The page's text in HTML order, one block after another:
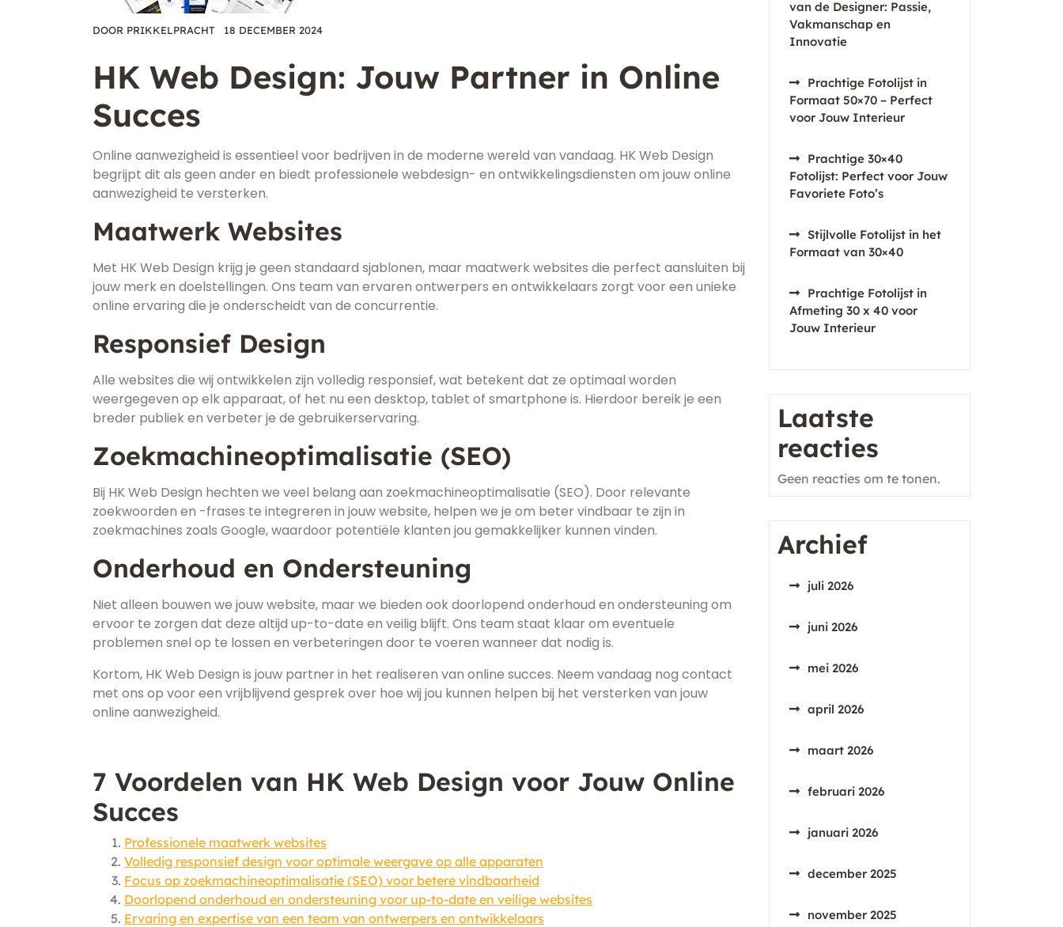
DOOR PRIKKELPRACHT 18 DECEMBER 2024
HK Web Design: Jouw Partner in Online
Succes
Online aanwezigheid is essentieel voor bedrijven in de moderne wereld van vandaag. HK Web Design
begrijpt dit als geen ander en biedt professionele webdesign- en ontwikkelingsdiensten om jouw online
aanwezigheid te versterken.
Maatwerk Websites
Met HK Web Design krijg je geen standaard sjablonen, maar maatwerk websites die perfect aansluiten bij
jouw merk en doelstellingen. Ons team van ervaren ontwerpers en ontwikkelaars zorgt voor een unieke
online ervaring die je onderscheidt van de concurrentie.
Responsief Design
Alle websites die wij ontwikkelen zijn volledig responsief, wat betekent dat ze optimaal worden
weergegeven op elk apparaat, of het nu een desktop, tablet of smartphone is. Hierdoor bereik je een
breder publiek en verbeter je de gebruikerservaring.
Zoekmachineoptimalisatie (SEO)
Bij HK Web Design hechten we veel belang aan zoekmachineoptimalisatie (SEO). Door relevante
zoekwoorden en -frases te integreren in jouw website, helpen we je om beter vindbaar te zijn in
zoekmachines zoals Google, waardoor potentiële klanten jou gemakkelijker kunnen vinden.
Onderhoud en Ondersteuning
Niet alleen bouwen we jouw website, maar we bieden ook doorlopend onderhoud en ondersteuning om
ervoor te zorgen dat deze altijd up-to-date en veilig blijft. Ons team staat klaar om eventuele
problemen snel op te lossen en verbeteringen door te voeren wanneer dat nodig is.
Kortom, HK Web Design is jouw partner in het realiseren van online succes. Neem vandaag nog contact
met ons op voor een vrijblijvend gesprek over hoe wij jou kunnen helpen bij het versterken van jouw
online aanwezigheid.
7 Voordelen van HK Web Design voor Jouw Online
Succes
Professionele maatwerk websites
Volledig responsief design voor optimale weergave op alle apparaten
Focus op zoekmachineoptimalisatie (SEO) voor betere vindbaarheid
Doorlopend onderhoud en ondersteuning voor up-to-date en veilige websites
Ervaring en expertise van een team van ontwerpers en ontwikkelaars
van de Designer: Passie,
Vakmanschap en
Innovatie
Prachtige Fotolijst in
Formaat 50×70 – Perfect
voor Jouw Interieur
Prachtige 30×40
Fotolijst: Perfect voor Jouw
Favoriete Foto’s
Stijlvolle Fotolijst in het
Formaat van 30×40
Prachtige Fotolijst in
Afmeting 30 x 40 voor
Jouw Interieur
Laatste
reacties
Geen reacties om te tonen.
Archief
juli 2026
juni 2026
mei 2026
april 2026
maart 2026
februari 2026
januari 2026
december 2025
november 2025